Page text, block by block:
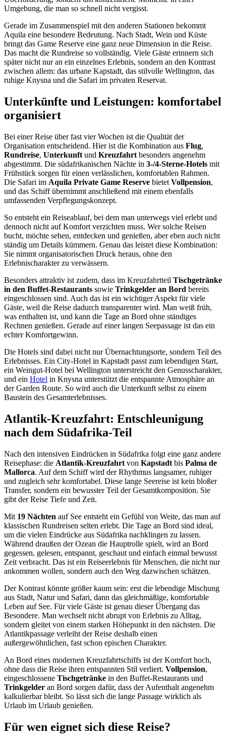
Umgebung, die man so schnell nicht vergisst.
Gerade im Zusammenspiel mit den anderen Stationen bekommt
Aquila eine besondere Bedeutung. Nach Stadt, Wein und Küste
bringt das Game Reserve eine ganz neue Dimension in die Reise.
Das macht die Rundreise so vollständig. Viele Gäste erinnern sich
später nicht nur an ein einzelnes Erlebnis, sondern an den Kontrast
zwischen allem: das urbane Kapstadt, das stilvolle Wellington, das
ruhige Knysna und die Safari im privaten Reservat.
Unterkünfte und Leistungen: komfortabel
organisiert
Bei einer Reise über fast vier Wochen ist die Qualität der
Organisation entscheidend. Hier ist die Kombination aus Flug,
Rundreise, Unterkunft und Kreuzfahrt besonders angenehm
abgestimmt. Die südafrikanischen Nächte in 3-/4-Sterne-Hotels mit
Frühstück sorgen für einen verlässlichen, komfortablen Rahmen.
Die Safari im Aquila Private Game Reserve bietet Vollpension,
und das Schiff übernimmt anschließend mit einem ebenfalls
umfassenden Verpflegungskonzept.
So entsteht ein Reiseablauf, bei dem man unterwegs viel erlebt und
dennoch nicht auf Komfort verzichten muss. Wer solche Reisen
bucht, möchte sehen, entdecken und genießen, aber eben auch nicht
ständig um Details kümmern. Genau das leistet diese Kombination:
Sie nimmt organisatorischen Druck heraus, ohne den
Erlebnischarakter zu verwässern.
Besonders attraktiv ist zudem, dass im Kreuzfahrtteil Tischgetränke
in den Buffet-Restaurants sowie Trinkgelder an Bord bereits
eingeschlossen sind. Auch das ist ein wichtiger Aspekt für viele
Gäste, weil die Reise dadurch transparenter wird. Man weiß früh,
was enthalten ist, und kann die Tage an Bord ohne ständiges
Rechnen genießen. Gerade auf einer langen Seepassage ist das ein
echter Komfortgewinn.
Die Hotels sind dabei nicht nur Übernachtungsorte, sondern Teil des
Erlebnisses. Ein City-Hotel in Kapstadt passt zum lebendigen Start,
ein Weingut-Hotel bei Wellington unterstreicht den Genusscharakter,
und ein Hotel in Knysna unterstützt die entspannte Atmosphäre an
der Garden Route. So wird auch die Unterkunft selbst zu einem
Baustein des Gesamterlebnisses.
Atlantik-Kreuzfahrt: Entschleunigung
nach dem Südafrika-Teil
Nach den intensiven Eindrücken in Südafrika folgt eine ganz andere
Reisephase: die Atlantik-Kreuzfahrt von Kapstadt bis Palma de
Mallorca. Auf dem Schiff wird der Rhythmus langsamer, ruhiger
und zugleich sehr komfortabel. Diese lange Seereise ist kein bloßer
Transfer, sondern ein bewusster Teil der Gesamtkomposition. Sie
gibt der Reise Tiefe und Zeit.
Mit 19 Nächten auf See entsteht ein Gefühl von Weite, das man auf
klassischen Rundreisen selten erlebt. Die Tage an Bord sind ideal,
um die vielen Eindrücke aus Südafrika nachklingen zu lassen.
Während draußen der Ozean die Hauptrolle spielt, wird an Bord
gegessen, gelesen, entspannt, geschaut und einfach einmal bewusst
Zeit verbracht. Das ist ein Reiseerlebnis für Menschen, die nicht nur
ankommen wollen, sondern auch den Weg dazwischen schätzen.
Der Kontrast könnte größer kaum sein: erst die lebendige Mischung
aus Stadt, Natur und Safari, dann das gleichmäßige, komfortable
Leben auf See. Für viele Gäste ist genau dieser Übergang das
Besondere. Man wechselt nicht abrupt von Erlebnis zu Alltag,
sondern gleitet von einem starken Höhepunkt in den nächsten. Die
Atlantikpassage verleiht der Reise deshalb einen
außergewöhnlichen, fast schon epischen Charakter.
An Bord eines modernen Kreuzfahrtschiffs ist der Komfort hoch,
ohne dass die Reise ihren entspannten Stil verliert. Vollpension,
eingeschlossene Tischgetränke in den Buffet-Restaurants und
Trinkgelder an Bord sorgen dafür, dass der Aufenthalt angenehm
kalkulierbar bleibt. So lässt sich die lange Passage wirklich als
Urlaub im Urlaub genießen.
Für wen eignet sich diese Reise?